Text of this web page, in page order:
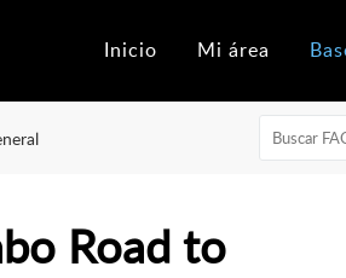
Inicio Mi área
Road to